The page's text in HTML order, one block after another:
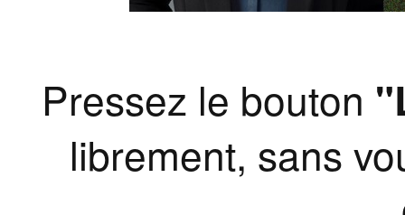
Pressez le bouton
librement, sans